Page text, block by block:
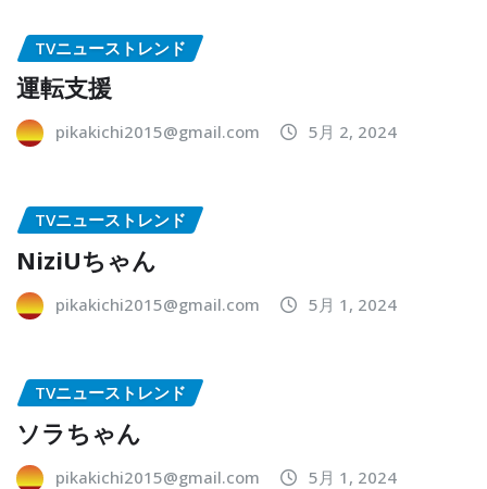
TVニューストレンド
運転支援
pikakichi2015@gmail.com 5月 2, 2024
TVニューストレンド
NiziUちゃん
pikakichi2015@gmail.com 5月 1, 2024
TVニューストレンド
ソラちゃん
pikakichi2015@gmail.com 5月 1, 2024